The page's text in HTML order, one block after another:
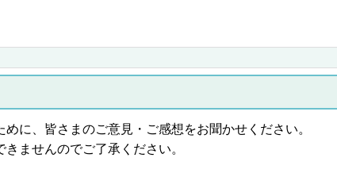
に、皆さまのご意見・ご感想をお聞かせください。
ませんのでご了承ください。